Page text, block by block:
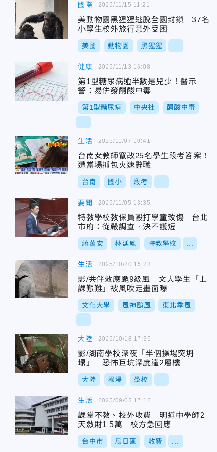
國際
美動物園黑猩猩逃脫全園封鎖 37名
小學生校外旅行意外受困
美國 動物園 黑猩猩
2025/11/15 11:21
健康
第1型糖尿病逾半數是兒少！醫示
警：易併發酮酸中毒
第1型糖尿病 中央社 酮酸中毒
2025/11/13 16:08
生活
台南女教師竄改25名學生段考答案！
遭當場抓包火速辭職
台南 國小 段考
2025/11/07 10:41
要聞
特教學校教保員毆打學童致傷 台北
市府：從嚴調查、決不護短
蔣萬安 林延鳳 特教學校
2025/11/05 13:35
生活
影/共伴效應颳9級風 文大學生「上
課艱難」被風吹走畫面曝
文化大學 風神颱風 東北季風
2025/10/20 15:23
大陸
影/湖南學校深夜「半個操場突坍
塌」 恐怖巨坑深度達2層樓
大陸 操場 學校
2025/10/18 17:35
生活
課堂不教、校外收費！明道中學師2
天斂財1.5萬 校方急回應
台中市 烏日區 收費
2025/09/03 17:12